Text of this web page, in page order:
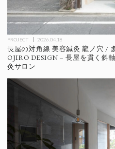
PROJECT 2026.04.18
長屋の対角線 美容鍼灸 龍ノ穴 /
OJIRO DESIGN – 長屋を貫く斜
灸サロン